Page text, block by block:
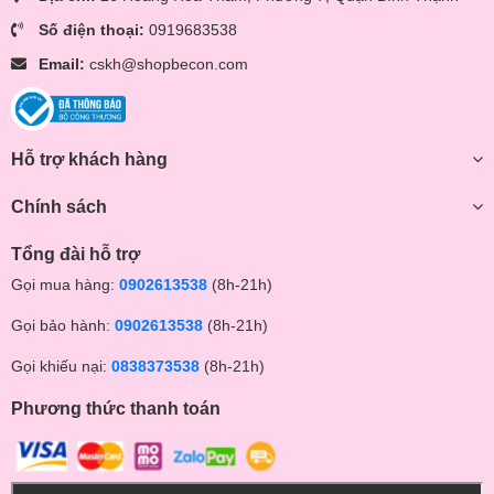
dễ dàng theo dõi.
Máy có chế độ thông báo khi lượng sữa thấp bảo vệ cháy
khô.
*** Tất cả sản phẩm của Shop Bé Con đều là hàng chính
hãng 100%, đảm bảo chất lượng. Có đầy đủ giấy Bảo hành
https://www.facebook.com/dososinh.shopbecon/
trình khuyến mãi siêu hot nhé!
Số điện thoại: 0919683538
Email: cskh@shopbecon.com
Hỗ trợ khách hàng
Chính sách
Tổng đài hỗ trợ
Gọi mua hàng: 0902613538 (8h-21h)
Gọi bảo hành: 0902613538 (8h-21h)
Gọi khiếu nại: 0838373538 (8h-21h)
Phương thức thanh toán